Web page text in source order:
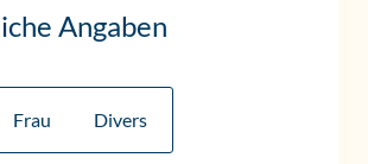
Angaben
Frau Divers